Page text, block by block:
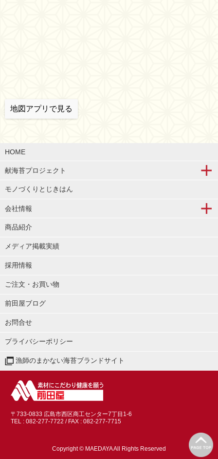
地図アプリで見る
HOME
献海苔プロジェクト
モノづくりとじきはん
会社情報
商品紹介
メディア掲載実績
採用情報
ご注文・お買い物
前田屋ブログ
お問合せ
プライバシーポリシー
漁師のまかない海苔ブランドサイト
〒733-0833 広島市西区商工センター7丁目1-6
TEL : 082-277-7722 / FAX : 082-277-7715
Copyright © MAEDAYA All Rights Reserved